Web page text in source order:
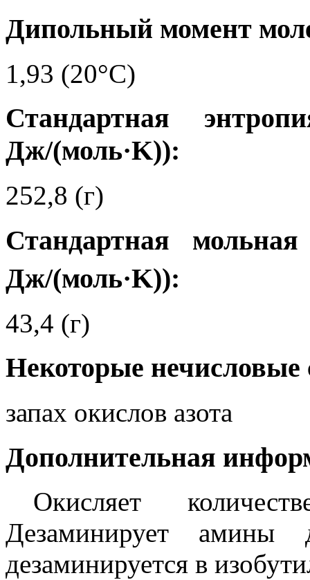
Дипольный момент
1,93 (20°C)
Стандартная
Дж/(моль·K)):
252,8 (г)
Стандартная
Дж/(моль·K)):
43,4 (г)
Некоторые нечисловые
запах окислов азота
Дополнительная
Окисляет
Дезаминирует амины
дезаминируется в